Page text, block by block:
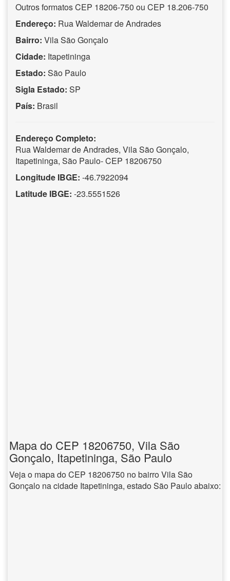
Outros formatos CEP 18206-750 ou CEP 18.206-750
Endereço: Rua Waldemar de Andrades
Bairro: Vila São Gonçalo
Cidade: Itapetininga
Estado: São Paulo
Sigla Estado: SP
País: Brasil
Endereço Completo:
Rua Waldemar de Andrades, Vila São Gonçalo,
Itapetininga, São Paulo- CEP 18206750
Longitude IBGE: -46.7922094
Latitude IBGE: -23.5551526
Mapa do CEP 18206750, Vila São
Gonçalo, Itapetininga, São Paulo
Veja o mapa do CEP 18206750 no bairro Vila São
Gonçalo na cidade Itapetininga, estado São Paulo abaixo: